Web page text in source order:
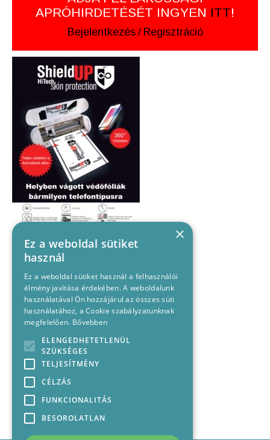
APRÓHIRDETÉSÉT INGYEN ITT!
Bejelentkezés / Regisztráció
×
Ez a weboldal sütiket
használ
Ez a weboldal sütiket használ a felhasználói
élmény javítása érdekében. A weboldalunk
használatával Ön hozzájárul az összes süti
használatához, a Cookie szabályzatunknak
megfelelően. Bővebben
ELENGEDHETETLENÜL
SZÜKSÉGES
TELJESÍTMÉNY
CÉLZÁS
FUNKCIONALITÁS
BESOROLATLAN